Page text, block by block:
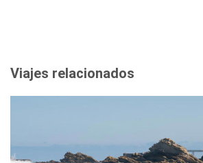
Viajes relacionados